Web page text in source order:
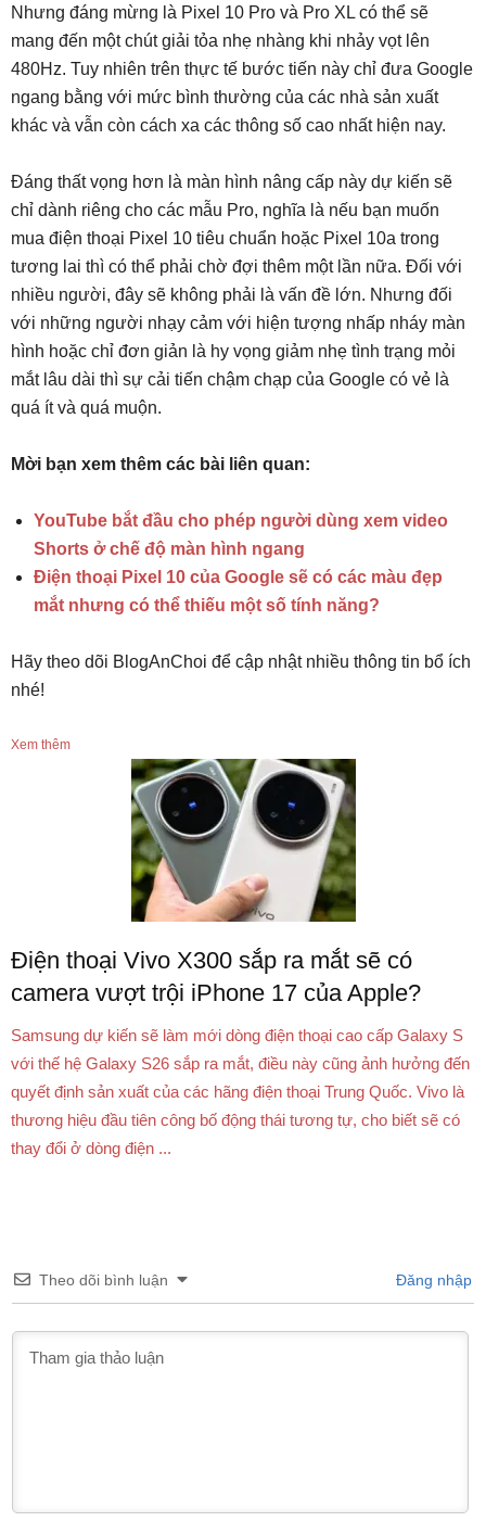
Nhưng đáng mừng là Pixel 10 Pro và Pro XL có thể sẽ
mang đến một chút giải tỏa nhẹ nhàng khi nhảy vọt lên
480Hz. Tuy nhiên trên thực tế bước tiến này chỉ đưa Google
ngang bằng với mức bình thường của các nhà sản xuất
khác và vẫn còn cách xa các thông số cao nhất hiện nay.
Đáng thất vọng hơn là màn hình nâng cấp này dự kiến ​​sẽ
chỉ dành riêng cho các mẫu Pro, nghĩa là nếu bạn muốn
mua điện thoại Pixel 10 tiêu chuẩn hoặc Pixel 10a trong
tương lai thì có thể phải chờ đợi thêm một lần nữa. Đối với
nhiều người, đây sẽ không phải là vấn đề lớn. Nhưng đối
với những người nhạy cảm với hiện tượng nhấp nháy màn
hình hoặc chỉ đơn giản là hy vọng giảm nhẹ tình trạng mỏi
mắt lâu dài thì sự cải tiến chậm chạp của Google có vẻ là
quá ít và quá muộn.
Mời bạn xem thêm các bài liên quan:
YouTube bắt đầu cho phép người dùng xem video
Shorts ở chế độ màn hình ngang
Điện thoại Pixel 10 của Google sẽ có các màu đẹp
mắt nhưng có thể thiếu một số tính năng?
Hãy theo dõi BlogAnChoi để cập nhật nhiều thông tin bổ ích
nhé!
Xem thêm
Điện thoại Vivo X300 sắp ra mắt sẽ có
camera vượt trội iPhone 17 của Apple?
Samsung dự kiến sẽ làm mới dòng điện thoại cao cấp Galaxy S
với thế hệ Galaxy S26 sắp ra mắt, điều này cũng ảnh hưởng đến
quyết định sản xuất của các hãng điện thoại Trung Quốc. Vivo là
thương hiệu đầu tiên công bố động thái tương tự, cho biết sẽ có
thay đổi ở dòng điện ...
Theo dõi bình luận Đăng nhập